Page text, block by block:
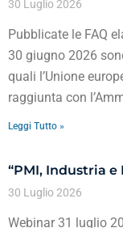
30 Luglio 2026
Pubblicate le FAQ
30 giugno 2026
quali l’Unione
raggiunta con
Leggi Tutto »
“PMI, Industria
30 Luglio 2026
Webinar 31 luglio